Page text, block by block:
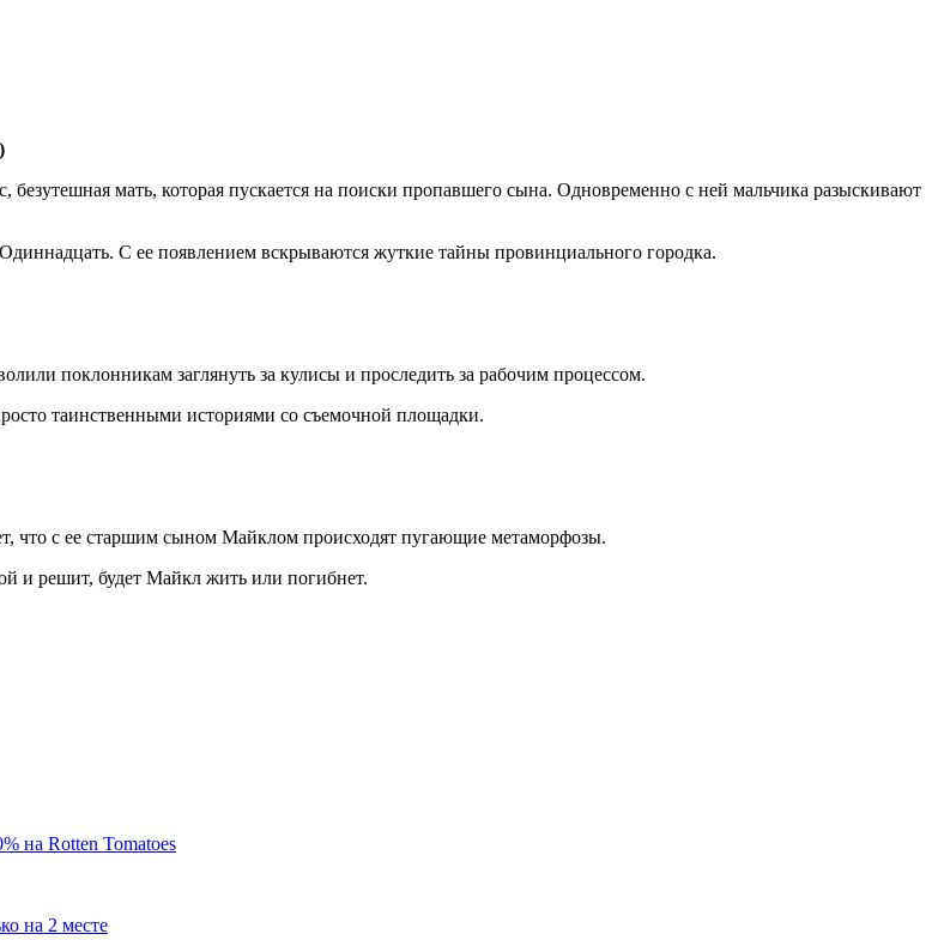
мать, которая пускается на поиски пропавшего сына. Одновременно с ней мальчика разыскивают
С ее появлением вскрываются жуткие тайны провинциального городка.
поклонникам заглянуть за кулисы и проследить за рабочим процессом.
таинственными историями со съемочной площадки.
что с ее старшим сыном Майклом происходят пугающие метаморфозы.
и решит, будет Майкл жить или погибнет.
на Rotten Tomatoes
на 2 месте